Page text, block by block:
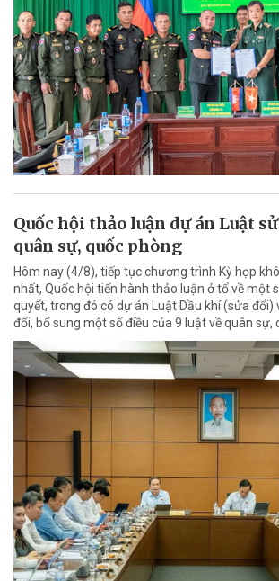
Quốc hội thảo luận dự án Luật
quân sự, quốc phòng
Hôm nay (4/8), tiếp tục chương trình Kỳ họp
nhất, Quốc hội tiến hành thảo luận ở tổ về một
quyết, trong đó có dự án Luật Dầu khí (sửa đổi)
đổi, bổ sung một số điều của 9 luật về quân sự,